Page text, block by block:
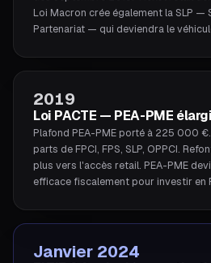
Loi Macron crée également la SLP —
Partenariat — qui deviendra le
2019
Loi PACTE — PEA-PME élargi
Plafond PEA-PME porté à 225 000
parts de FPCI, FPS, SLP, OPPCI.
plus vers l'accès retail. PEA-PME
efficace fiscalement pour investir en
Janvier 2024